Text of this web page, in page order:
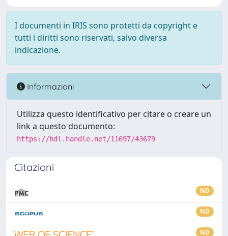
I documenti in IRIS sono protetti da copyright e
tutti i diritti sono riservati, salvo diversa
indicazione.
Informazioni
Utilizza questo identificativo per citare o creare un
link a questo documento:
https://hdl.handle.net/11697/43679
Citazioni
ND
ND
ND